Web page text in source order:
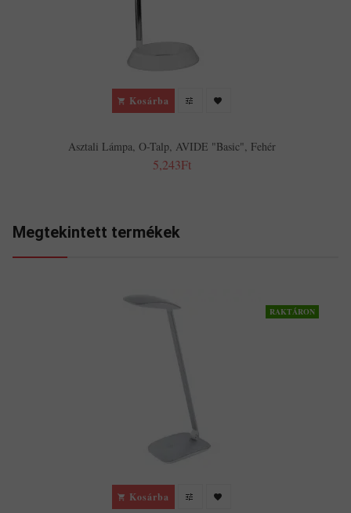
Kosárba
Asztali Lámpa, O-Talp, AVIDE "Basic", Fehér
5,243Ft
Megtekintett termékek
RAKTÁRON
Kosárba